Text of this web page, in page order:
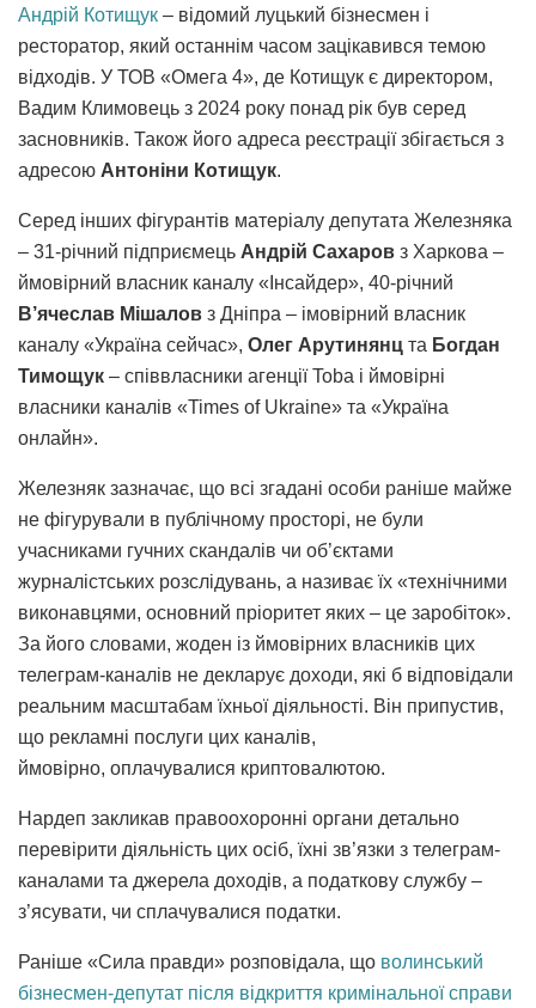
Андрій Котищук – відомий луцький бізнесмен і
ресторатор, який останнім часом зацікавився темою
відходів. У ТОВ «Омега 4», де Котищук є директором,
Вадим Климовець з 2024 року понад рік був серед
засновників. Також його адреса реєстрації збігається з
адресою Антоніни Котищук.
Серед інших фігурантів матеріалу депутата Железняка
– 31-річний підприємець Андрій Сахаров з Харкова –
ймовірний власник каналу «Інсайдер», 40-річний
В’ячеслав Мішалов з Дніпра – імовірний власник
каналу «Україна сейчас», Олег Арутинянц та Богдан
Тимощук – співвласники агенції Toba і ймовірні
власники каналів «Times of Ukraine» та «Україна
онлайн».
Железняк зазначає, що всі згадані особи раніше майже
не фігурували в публічному просторі, не були
учасниками гучних скандалів чи об’єктами
журналістських розслідувань, а називає їх «технічними
виконавцями, основний пріоритет яких – це заробіток».
За його словами, жоден із ймовірних власників цих
телеграм-каналів не декларує доходи, які б відповідали
реальним масштабам їхньої діяльності. Він припустив,
що рекламні послуги цих каналів,
ймовірно, оплачувалися криптовалютою.
Нардеп закликав правоохоронні органи детально
перевірити діяльність цих осіб, їхні зв’язки з телеграм-
каналами та джерела доходів, а податкову службу –
з’ясувати, чи сплачувалися податки.
Раніше «Сила правди» розповідала, що волинський
бізнесмен-депутат після відкриття кримінальної справи